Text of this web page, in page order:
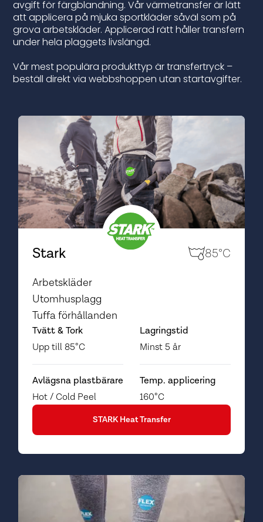
avgift för färgblandning. Vår värmetransfer är lätt
att applicera på mjuka sportkläder såväl som på
grova arbetskläder. Applicerad rätt håller transfern
under hela plaggets livslängd.
Vår mest populära produkttyp ärtransfertryck –
beställ direkt via webbshoppen utan startavgifter.
Stark 85°C
Arbetskläder
Utomhusplagg
Tuffa förhållanden
Tvätt & Tork
Upp till 85°C
Lagringstid
Minst 5 år
Avlägsna plastbärare
Hot / Cold Peel
Temp. applicering
160°C
STARK Heat Transfer